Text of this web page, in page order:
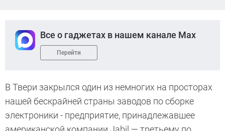
Все о гаджетах в нашем канале Max
Перейти
В Твери закрылся один из немногих на просторах
нашей бескрайней страны заводов по сборке
электроники - предприятие, принадлежавшее